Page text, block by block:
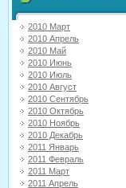
2010 Март
2010 Апрель
2010 Май
2010 Июнь
2010 Июль
2010 Август
2010 Сентябрь
2010 Октябрь
2010 Ноябрь
2010 Декабрь
2011 Январь
2011 Февраль
2011 Март
2011 Апрель